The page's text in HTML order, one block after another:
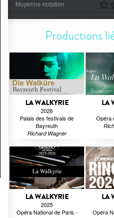
Moyenne notation
Productions
LA WALKYRIE
2026
Palais des festivals de
Bayreuth
Richard Wagner
LA
Opéra
LA WALKYRIE
2025
Opéra National de Paris -
LA
Opéra